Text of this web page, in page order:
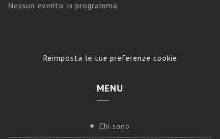
Nessun evento in programma
Reimposta le tue preferenze cookie
MENU
Chi sono